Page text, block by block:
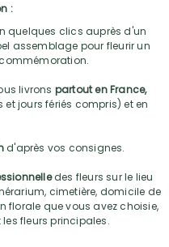
:
quelques clics auprès d'un
assemblage pour fleurir un
livrons partout en France,
jours fériés compris) et en
d'après vos consignes.
des fleurs sur le lieu
cimetière, domicile de
florale que vous avez choisie,
les fleurs principales.